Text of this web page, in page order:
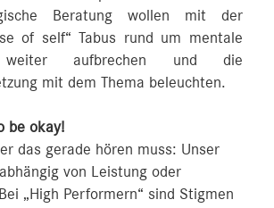
Beratung wollen mit der
of self“ Tabus rund um mentale
weiter aufbrechen und die
mit dem Thema beleuchten.
be okay!
das gerade hören muss: Unser
von Leistung oder
„High Performern“ sind Stigmen